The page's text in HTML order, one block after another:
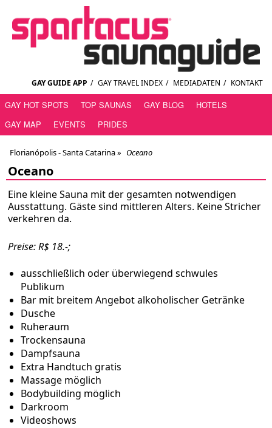
GAY GUIDE APP / GAY TRAVEL INDEX / MEDIADATEN / KONTAKT
GAY HOT SPOTS TOP SAUNAS GAY BLOG
HOTELS
GAY MAP
EVENTS PRIDES
Florianópolis - Santa Catarina» Oceano
Oceano
Eine kleine Sauna mit der gesamten notwendigen
Ausstattung. Gäste sind mittleren Alters. Keine Stricher
verkehren da.
Preise: R$ 18.-;
ausschließlich oder überwiegend schwules
Publikum
Bar mit breitem Angebot alkoholischer Getränke
Dusche
Ruheraum
Trockensauna
Dampfsauna
Extra Handtuch gratis
Massage möglich
Bodybuilding möglich
Darkroom
Videoshows